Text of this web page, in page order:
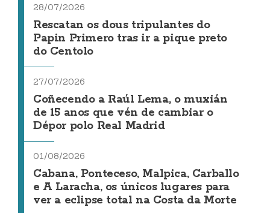
28/07/2026
Rescatan os dous tripulantes do
Papin Primero tras ir a pique preto
do Centolo
27/07/2026
Coñecendo a Raúl Lema, o muxián
de 15 anos que vén de cambiar o
Dépor polo Real Madrid
01/08/2026
Cabana, Ponteceso, Malpica, Carballo
e A Laracha, os únicos lugares para
ver a eclipse total na Costa da Morte